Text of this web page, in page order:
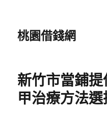
桃園借錢網
新竹市當鋪
甲治療方法